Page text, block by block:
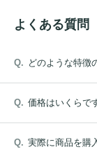
よくある質問
どのような特徴
価格はいくらで
実際に商品を購